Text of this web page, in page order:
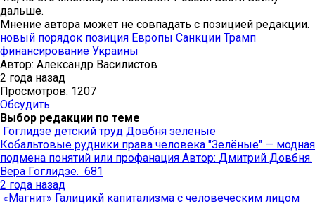
дальше.
Мнение автора может не совпадать с позицией редакции.
новый порядок позиция Европы Санкции Трамп
финансирование Украины
Автор: Александр Василистов
2 года назад
Просмотров: 1207
Обсудить
Выбор редакции по теме
Гоглидзе детский труд Довбня зеленые
Кобальтовые рудники права человека "Зелёные" — модная
подмена понятий или профанация Автор: Дмитрий Довбня.
Вера Гоглидзе. 681
2 года назад
«Магнит» Галицикй капитализма с человеческим лицом